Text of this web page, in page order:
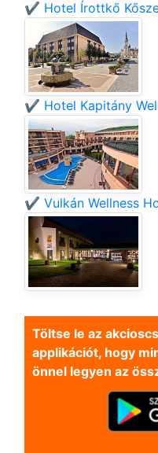
✔️ Hotel Írottkő
✔️ Hotel Kapitány
✔️ Vulkán Wellness
Töltse le az
applikációt, hogy
önnel legyen az